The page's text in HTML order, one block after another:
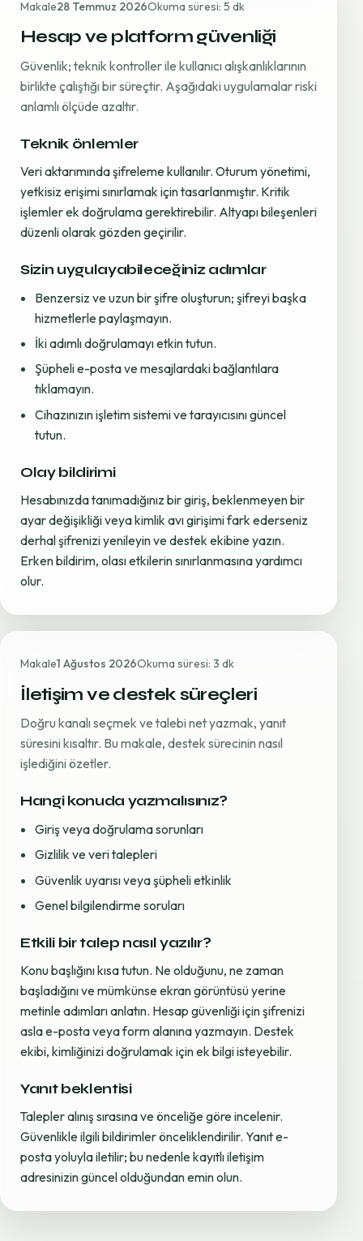
Makale28 Temmuz 2026Okuma süresi: 5 dk
Hesap ve platform güvenliği
Güvenlik; teknik kontroller ile kullanıcı alışkanlıklarının
birlikte çalıştığı bir süreçtir. Aşağıdaki uygulamalar riski
anlamlı ölçüde azaltır.
Teknik önlemler
Veri aktarımında şifreleme kullanılır. Oturum yönetimi,
yetkisiz erişimi sınırlamak için tasarlanmıştır. Kritik
işlemler ek doğrulama gerektirebilir. Altyapı bileşenleri
düzenli olarak gözden geçirilir.
Sizin uygulayabileceğiniz adımlar
Benzersiz ve uzun bir şifre oluşturun; şifreyi başka
hizmetlerle paylaşmayın.
İki adımlı doğrulamayı etkin tutun.
Şüpheli e-posta ve mesajlardaki bağlantılara
tıklamayın.
Cihazınızın işletim sistemi ve tarayıcısını güncel
tutun.
Olay bildirimi
Hesabınızda tanımadığınız bir giriş, beklenmeyen bir
ayar değişikliği veya kimlik avı girişimi fark ederseniz
derhal şifrenizi yenileyin ve destek ekibine yazın.
Erken bildirim, olası etkilerin sınırlanmasına yardımcı
olur.
Makale1 Ağustos 2026Okuma süresi: 3 dk
İletişim ve destek süreçleri
Doğru kanalı seçmek ve talebi net yazmak, yanıt
süresini kısaltır. Bu makale, destek sürecinin nasıl
işlediğini özetler.
Hangi konuda yazmalısınız?
Giriş veya doğrulama sorunları
Gizlilik ve veri talepleri
Güvenlik uyarısı veya şüpheli etkinlik
Genel bilgilendirme soruları
Etkili bir talep nasıl yazılır?
Konu başlığını kısa tutun. Ne olduğunu, ne zaman
başladığını ve mümkünse ekran görüntüsü yerine
metinle adımları anlatın. Hesap güvenliği için şifrenizi
asla e-posta veya form alanına yazmayın. Destek
ekibi, kimliğinizi doğrulamak için ek bilgi isteyebilir.
Yanıt beklentisi
Talepler alınış sırasına ve önceliğe göre incelenir.
Güvenlikle ilgili bildirimler önceliklendirilir. Yanıt e-
posta yoluyla iletilir; bu nedenle kayıtlı iletişim
adresinizin güncel olduğundan emin olun.